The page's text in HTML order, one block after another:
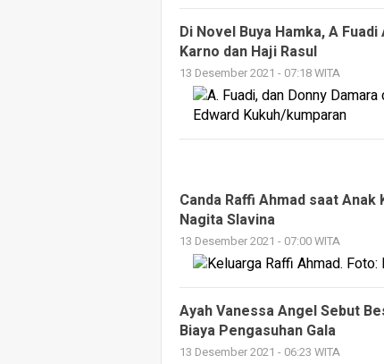
Di Novel Buya Hamka, A
Karno dan Haji Rasul
13 Desember 2021 - 07:18 WITA
Canda Raffi Ahmad saat Anak
Nagita Slavina
13 Desember 2021 - 07:00 WITA
Ayah Vanessa Angel Sebut
Biaya Pengasuhan Gala
13 Desember 2021 - 06:23 WITA